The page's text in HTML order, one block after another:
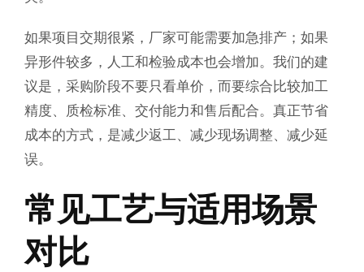
如果项目交期很紧，厂家可能需要加急排产；如果
异形件较多，人工和检验成本也会增加。我们的建
议是，采购阶段不要只看单价，而要综合比较加工
精度、质检标准、交付能力和售后配合。真正节省
成本的方式，是减少返工、减少现场调整、减少延
误。
常见工艺与适用场景
对比